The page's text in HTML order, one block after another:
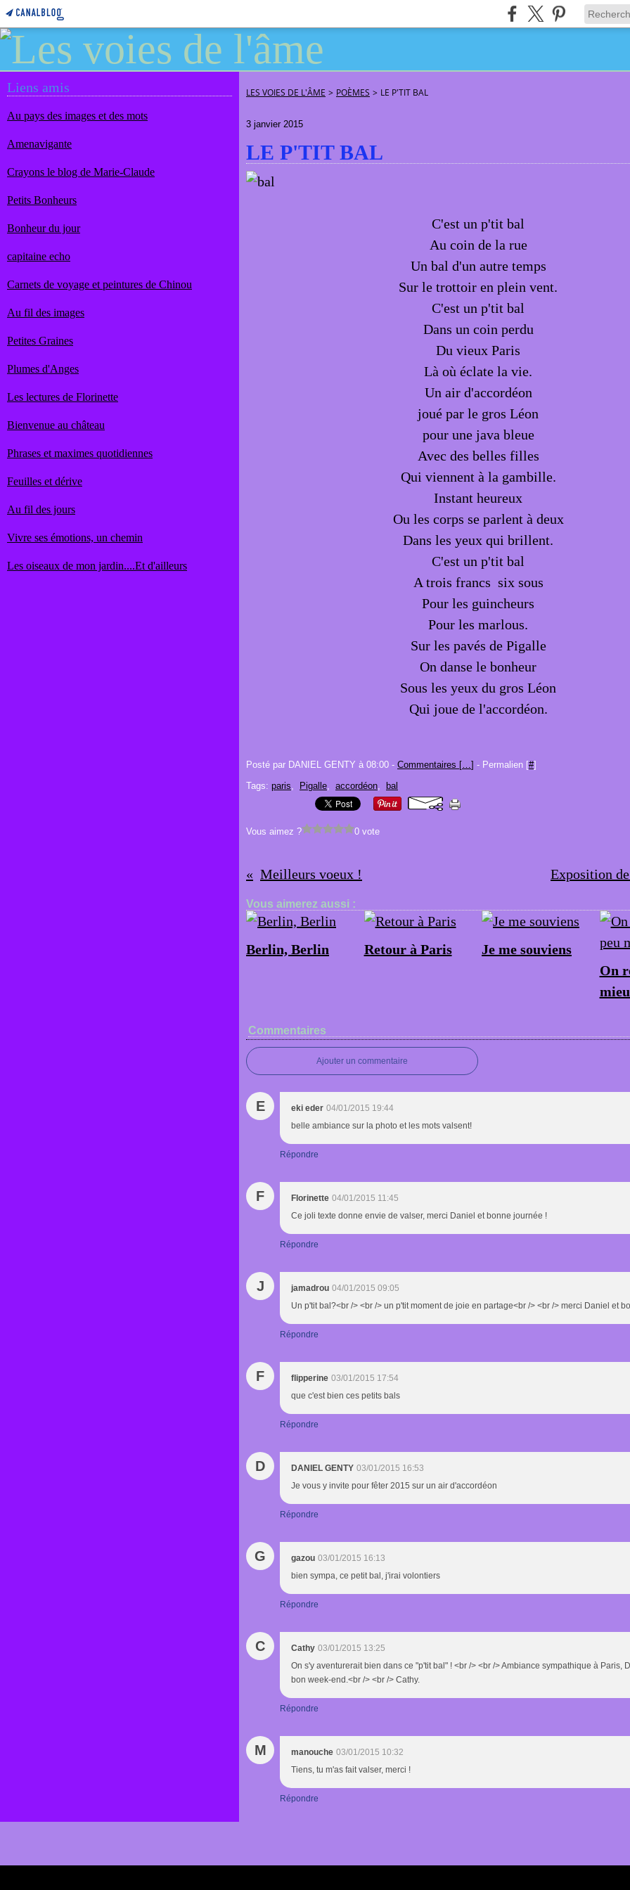
Liens amis
Au pays des images et des mots
Amenavigante
Crayons le blog de Marie-Claude
Petits Bonheurs
Bonheur du jour
capitaine echo
Carnets de voyage et peintures de Chinou
Au fil des images
Petites Graines
Plumes d'Anges
Les lectures de Florinette
Bienvenue au château
Phrases et maximes quotidiennes
Feuilles et dérive
Au fil des jours
Vivre ses émotions, un chemin
Les oiseaux de mon jardin....Et d'ailleurs
LES VOIES DE L'ÂME > POÈMES > LE P'TIT BAL
3 janvier 2015
LE P'TIT BAL
C'est un p'tit bal
Au coin de la rue
Un bal d'un autre temps
Sur le trottoir en plein vent.
C'est un p'tit bal
Dans un coin perdu
Du vieux Paris
Là où éclate la vie.
Un air d'accordéon
joué par le gros Léon
pour une java bleue
Avec des belles filles
Qui viennent à la gambille.
Instant heureux
Ou les corps se parlent à deux
Dans les yeux qui brillent.
C'est un p'tit bal
A trois francs six sous
Pour les guincheurs
Pour les marlous.
Sur les pavés de Pigalle
On danse le bonheur
Sous les yeux du gros Léon
Qui joue de l'accordéon.
Posté par DANIEL GENTY à 08:00 - Commentaires […] - Permalien [#]
Tags: paris, Pigalle, accordéon, bal
Vous aimez ? 0 vote
Meilleurs voeux ! Exposition
Vous aimerez aussi :
Berlin, Berlin Retour à Paris
Je me souviens
On
Commentaires
Ajouter un commentaire
E eki eder 04/01/2015 19:44
belle ambiance sur la photo et les mots valsent!
Répondre
F Florinette 04/01/2015 11:45
Ce joli texte donne envie de valser, merci Daniel et bonne journée !
Répondre
J jamadrou 04/01/2015 09:05
Un p'tit bal?<br /> <br /> un p'tit moment de joie en partage<br /> <br /> merci Daniel et
Répondre
F flipperine 03/01/2015 17:54
que c'est bien ces petits bals
Répondre
D DANIEL GENTY 03/01/2015 16:53
Je vous y invite pour fêter 2015 sur un air d'accordéon
Répondre
G gazou 03/01/2015 16:13
bien sympa, ce petit bal, j'irai volontiers
Répondre
C Cathy 03/01/2015 13:25
On s'y aventurerait bien dans ce "p'tit bal" ! <br /> <br /> Ambiance sympathique à Paris,
bon week-end.<br /> <br /> Cathy.
Répondre
M manouche 03/01/2015 10:32
Tiens, tu m'as fait valser, merci !
Répondre